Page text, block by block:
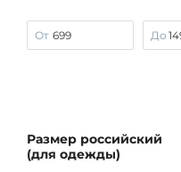
От До
Размер российский
(для одежды)